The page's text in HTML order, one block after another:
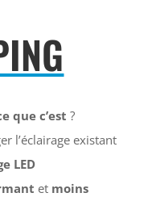
que c’est ?
l’éclairage existant
LED
et moins